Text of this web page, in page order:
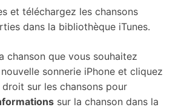
et téléchargez les chansons
dans la bibliothèque iTunes.
chanson que vous souhaitez
sonnerie iPhone et cliquez
sur les chansons pour
sur la chanson dans la